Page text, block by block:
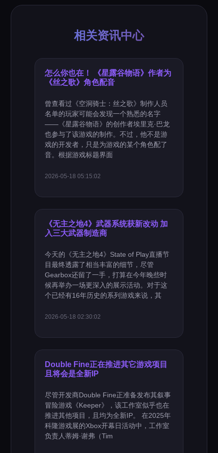
相关资讯中心
怎么你也在！ 《星露谷物语》作者为
《丝之歌》角色配音
曾查看过《空洞骑士：丝之歌》制作人员
名单的玩家可能会发现一个熟悉的名字
——《星露谷物语》的创作者埃里克·巴龙
也参与了该游戏的制作。不过，他不是游
戏的开发者，只是为游戏的某个角色配了
音。根据游戏标题界面
2026-05-18 05:15:02
《无主之地4》武器系统获新改动 加
入三大武器制造商
今天的《无主之地4》State of Play直播节
目最终透露了相当丰富的细节，尽管
Gearbox还留了一手，打算在今年晚些时
候再举办一场更深入的展示活动。对于这
个已经有16年历史的系列游戏来说，其
2026-05-18 02:30:02
Double Fine正在推进其它游戏项目
且将会是全新IP
尽管开发商Double Fine正准备发布其叙事
冒险游戏《Keeper》，该工作室似乎也在
推进其他项目，且均为全新IP。 在2025年
科隆游戏展的Xbox开幕日活动中，工作室
负责人蒂姆·谢弗（Tim